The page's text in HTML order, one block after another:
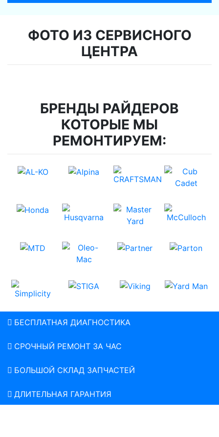
ФОТО ИЗ СЕРВИСНОГО
ЦЕНТРА
БРЕНДЫ РАЙДЕРОВ
КОТОРЫЕ МЫ
РЕМОНТИРУЕМ:
БЕСПЛАТНАЯ ДИАГНОСТИКА
СРОЧНЫЙ РЕМОНТ ЗА ЧАС
БОЛЬШОЙ СКЛАД ЗАПЧАСТЕЙ
ДЛИТЕЛЬНАЯ ГАРАНТИЯ